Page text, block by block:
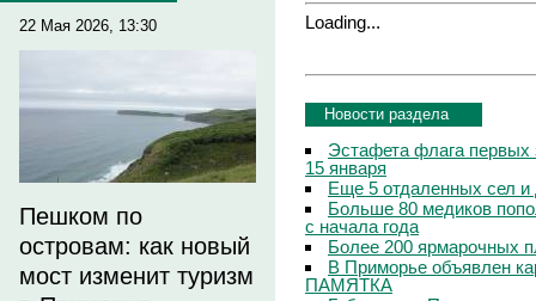
22 Мая 2026, 13:30
Пешком по
островам: как новый
мост изменит туризм
Loading...
Новости раздела
Эстафета флага первых
15 января
Еще 5 отдаленных сел и
Больше 80 медиков
с начала года
Более 200 ярмарочных
В Приморье объявлен
ПАМЯТКА